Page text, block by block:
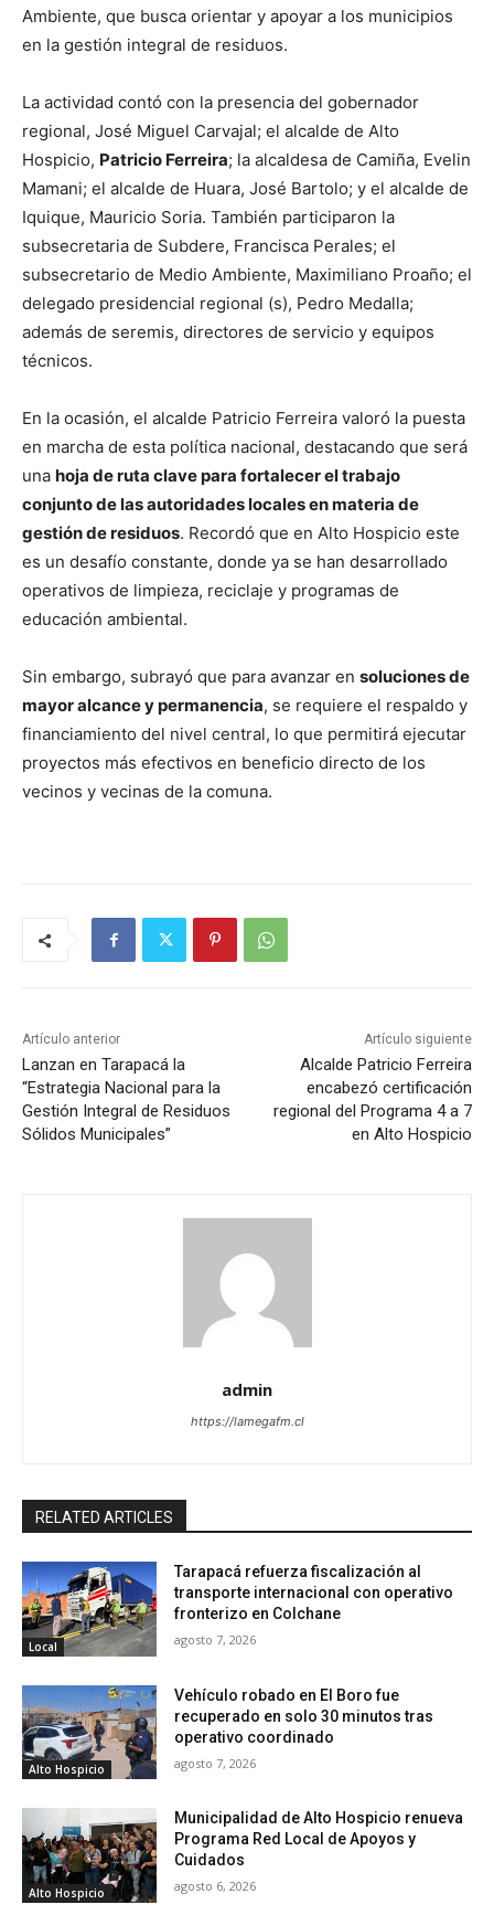
Ambiente, que busca orientar y apoyar a los municipios
en la gestión integral de residuos.
La actividad contó con la presencia del gobernador
regional, José Miguel Carvajal; el alcalde de Alto
Hospicio, Patricio Ferreira; la alcaldesa de Camiña, Evelin
Mamani; el alcalde de Huara, José Bartolo; y el alcalde de
Iquique, Mauricio Soria. También participaron la
subsecretaria de Subdere, Francisca Perales; el
subsecretario de Medio Ambiente, Maximiliano Proaño; el
delegado presidencial regional (s), Pedro Medalla;
además de seremis, directores de servicio y equipos
técnicos.
En la ocasión, el alcalde Patricio Ferreira valoró la puesta
en marcha de esta política nacional, destacando que será
una hoja de ruta clave para fortalecer el trabajo
conjunto de las autoridades locales en materia de
gestión de residuos. Recordó que en Alto Hospicio este
es un desafío constante, donde ya se han desarrollado
operativos de limpieza, reciclaje y programas de
educación ambiental.
Sin embargo, subrayó que para avanzar en soluciones de
mayor alcance y permanencia, se requiere el respaldo y
financiamiento del nivel central, lo que permitirá ejecutar
proyectos más efectivos en beneficio directo de los
vecinos y vecinas de la comuna.
Artículo anterior
Lanzan en Tarapacá la
“Estrategia Nacional para la
Gestión Integral de Residuos
Sólidos Municipales”
Artículo siguiente
Alcalde Patricio Ferreira
encabezó certificación
regional del Programa 4 a 7
en Alto Hospicio
admin
https://lamegafm.cl
RELATED ARTICLES
Local
Tarapacá refuerza fiscalización al
transporte internacional con operativo
fronterizo en Colchane
agosto 7, 2026
Alto Hospicio
Vehículo robado en El Boro fue
recuperado en solo 30 minutos tras
operativo coordinado
agosto 7, 2026
Alto Hospicio
Municipalidad de Alto Hospicio renueva
Programa Red Local de Apoyos y
Cuidados
agosto 6, 2026